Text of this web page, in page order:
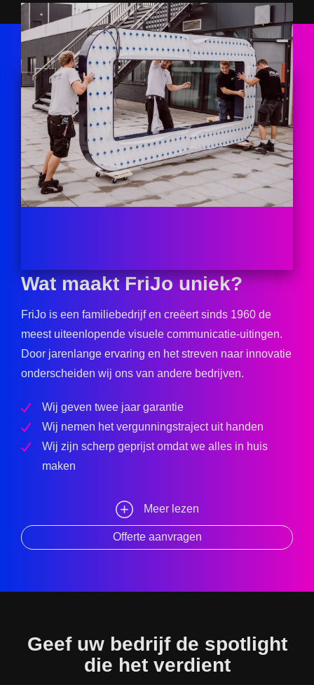
Wat maakt FriJo uniek?
FriJo is een familiebedrijf en creëert sinds 1960 de
meest uiteenlopende visuele communicatie-uitingen.
Door jarenlange ervaring en het streven naar innovatie
onderscheiden wij ons van andere bedrijven.
Wij geven twee jaar garantie
Wij nemen het vergunningstraject uit handen
Wij zijn scherp geprijst omdat we alles in huis
maken
Meer lezen
Offerte aanvragen
Geef uw bedrijf de spotlight
die het verdient